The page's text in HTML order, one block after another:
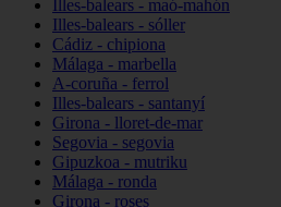
Illes-balears - maó-mahón
Illes-balears - sóller
Cádiz - chipiona
Málaga - marbella
A-coruña - ferrol
Illes-balears - santanyí
Girona - lloret-de-mar
Segovia - segovia
Gipuzkoa - mutriku
Málaga - ronda
Girona - roses